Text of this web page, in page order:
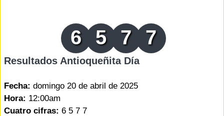
6 5 7 7
Resultados Antioqueñita Día
Fecha: domingo 20 de abril de 2025
Hora: 12:00am
Cuatro cifras: 6 5 7 7